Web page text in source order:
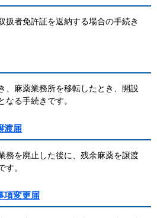
扱者免許証を返納する場合の手続き
、麻薬業務所を移転したとき、開設
なる手続きです。
渡届
務を廃止した後に、残余麻薬を譲渡
す。
項変更届